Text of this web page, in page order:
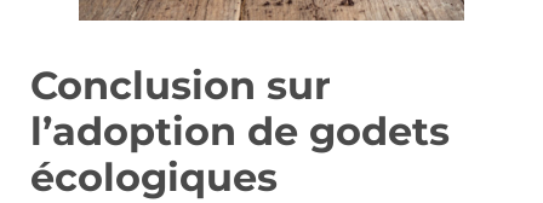
Conclusion sur
l’adoption de godets
écologiques